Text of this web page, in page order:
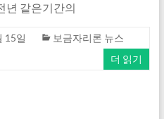
년 같은기간의
15일
보금자리론 뉴스
더 읽기